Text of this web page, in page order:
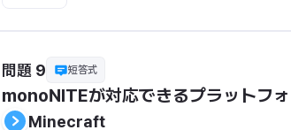
問題 9 短答式
monoNITEが対応できるプラットフ
Minecraft